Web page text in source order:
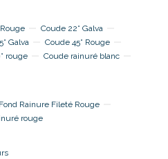
Coude 22° Galva
Galva
Coude 45° Rouge
rouge
Coude rainuré blanc
Fond Rainure Fileté Rouge
rouge